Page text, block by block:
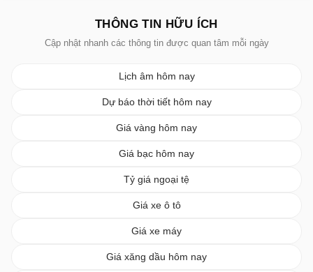
THÔNG TIN HỮU ÍCH
Cập nhật nhanh các thông tin được quan tâm mỗi ngày
Lịch âm hôm nay
Dự báo thời tiết hôm nay
Giá vàng hôm nay
Giá bạc hôm nay
Tỷ giá ngoại tệ
Giá xe ô tô
Giá xe máy
Giá xăng dầu hôm nay